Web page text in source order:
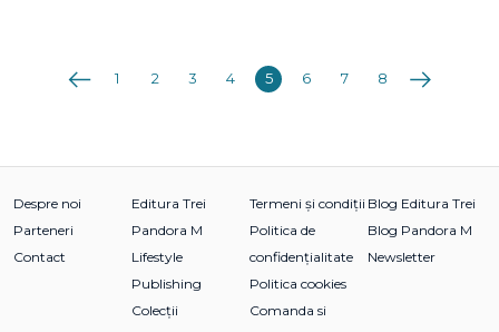
Anterioara
1 2 3 4 5 6 7 8 Următoarea
Despre noi
Parteneri
Contact
Editura Trei
Pandora M
Lifestyle
Publishing
Colecții
Termeni și condiții
Politica de
confidențialitate
Politica cookies
Comanda si
Blog Editura Trei
Blog Pandora M
Newsletter